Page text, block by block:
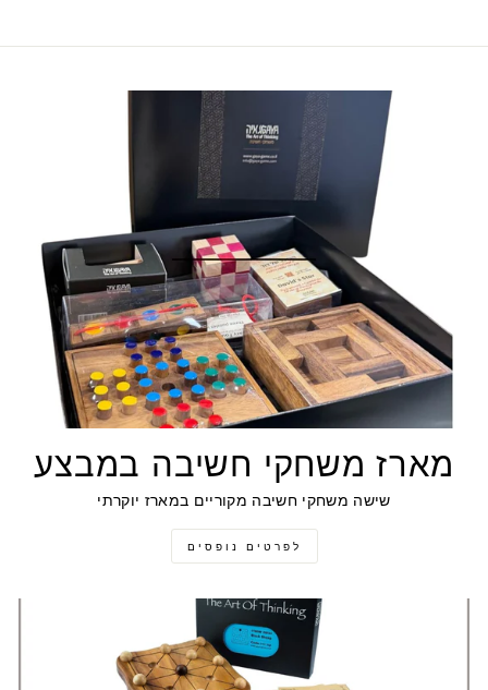
מארז משחקי חשיבה במבצע
שישה משחקי חשיבה מקוריים במארז יוקרתי
לפרטים נופסים